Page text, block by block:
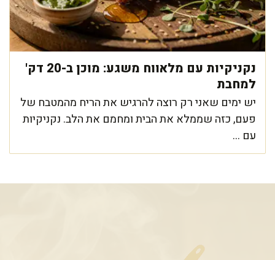
נקניקיות עם מלאווח משגע: מוכן ב-20 דק'
למחבת
יש ימים שאני רק רוצה להרגיש את הריח מהמטבח של
פעם, כזה שממלא את הבית ומחמם את הלב. נקניקיות
עם ...